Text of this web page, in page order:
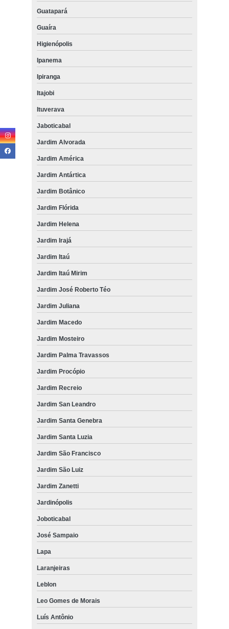
Guatapará
Guaíra
Higienópolis
Ipanema
Ipiranga
Itajobi
Ituverava
Jaboticabal
Jardim Alvorada
Jardim América
Jardim Antártica
Jardim Botânico
Jardim Flórida
Jardim Helena
Jardim Irajá
Jardim Itaú
Jardim Itaú Mirim
Jardim José Roberto Téo
Jardim Juliana
Jardim Macedo
Jardim Mosteiro
Jardim Palma Travassos
Jardim Procópio
Jardim Recreio
Jardim San Leandro
Jardim Santa Genebra
Jardim Santa Luzia
Jardim São Francisco
Jardim São Luiz
Jardim Zanetti
Jardinópolis
Joboticabal
José Sampaio
Lapa
Laranjeiras
Leblon
Leo Gomes de Morais
Luís Antônio